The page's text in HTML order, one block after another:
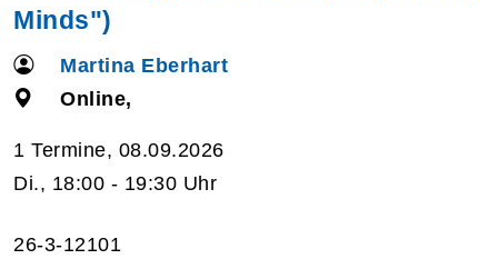
Minds")
Martina Eberhart
Online,
1 Termine, 08.09.2026
Di., 18:00 - 19:30 Uhr
26-3-12101